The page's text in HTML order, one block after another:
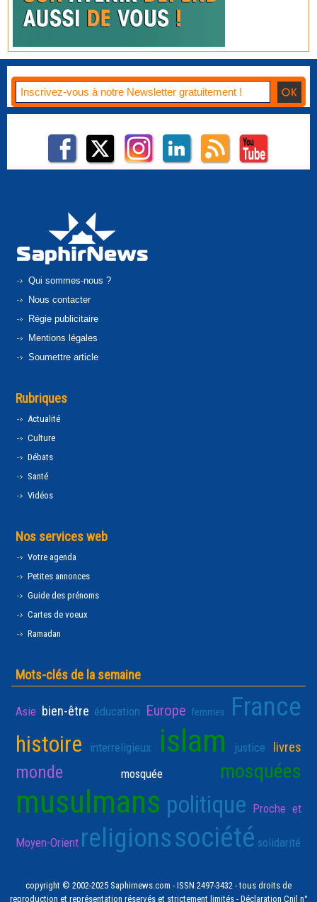
Qui sommes-nous ?
Nous contacter
Régie publicitaire
Mentions légales
Soumettre article
Rubriques
Actualité
Culture
Débats
Santé
Vidéos
Nos services web
Votre agenda
Petites annonces
Guide des prénoms
Cartes de voeux
Ramadan
Mots-clés de la semaine
Asie bien-être éducation Europe femmes France
histoire interreligieux islam justice livres
monde mosquée mosquées
musulmans politique Proche et
Moyen-Orient religionssociété solidarité
copyright © 2002-2025 Saphirnews.com - ISSN 2497-3432 - tous droits de
reproduction et représentation réservés et strictement limités - Déclaration Cnil n°